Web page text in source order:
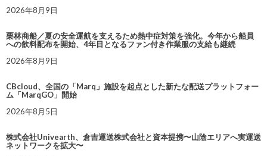
2026年8月9日
栗林商船／夏の安全運航を支えるため熱中症対策を強化。今年から船員
への飲料配布を開始、4年目となるファン付き作業服の支給も継続
2026年8月9日
CBcloud、全国の「Marq」施設を起点とした新たな配送プラットフォー
ム「MarqGO」開始
2026年8月5日
株式会社Univearth、倉吉運送株式会社と資本提携〜山陰エリアへ実運送
ネットワークを拡大〜